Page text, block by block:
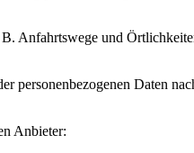
Anfahrtswege und
personenbezogenen Daten
Anbieter: